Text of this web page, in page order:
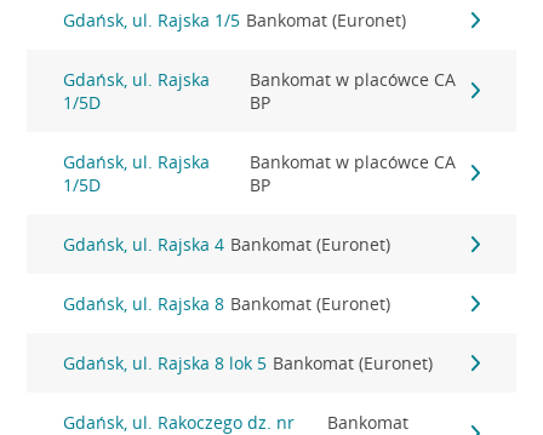
Gdańsk, ul. Rajska 1/5 Bankomat (Euronet)
Gdańsk, ul. Rajska
1/5D
Bankomat w placówce CA
BP
Gdańsk, ul. Rajska
1/5D
Bankomat w placówce CA
BP
Gdańsk, ul. Rajska 4 Bankomat (Euronet)
Gdańsk, ul. Rajska 8 Bankomat (Euronet)
Gdańsk, ul. Rajska 8 lok 5 Bankomat (Euronet)
Gdańsk, ul. Rakoczego dz. nr
Bankomat